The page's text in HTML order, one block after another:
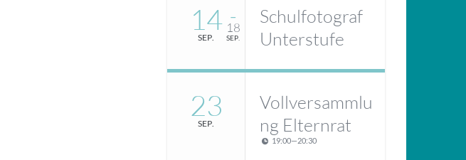
14
SEP.
–
18
SEP.
Schulfotograf
Unterstufe
23
SEP.
Vollversammlu
ng Elternrat
19:00—20:30